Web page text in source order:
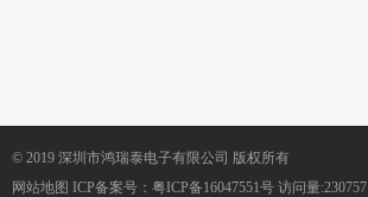
© 2019 深圳市鸿瑞泰电子有限公司 版权所有
网站地图 ICP备案号： 粤ICP备16047551号 访问量:230757